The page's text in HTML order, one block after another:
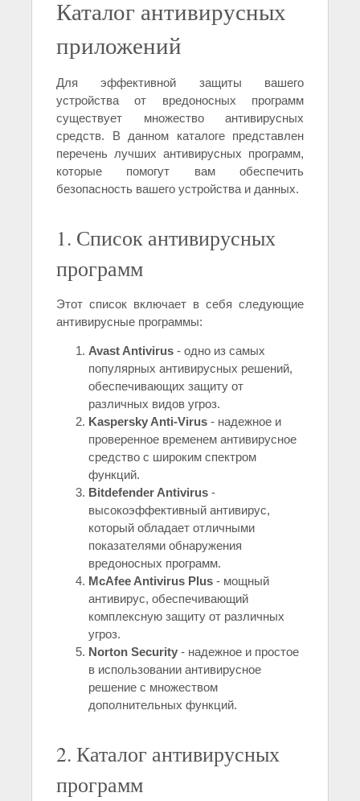
Каталог антивирусных
приложений
Для эффективной защиты вашего
устройства от вредоносных программ
существует множество антивирусных
средств. В данном каталоге представлен
перечень лучших антивирусных программ,
которые помогут вам обеспечить
безопасность вашего устройства и данных.
1. Список антивирусных
программ
Этот список включает в себя следующие
антивирусные программы:
Avast Antivirus - одно из самых
популярных антивирусных решений,
обеспечивающих защиту от
различных видов угроз.
Kaspersky Anti-Virus - надежное и
проверенное временем антивирусное
средство с широким спектром
функций.
Bitdefender Antivirus -
высокоэффективный антивирус,
который обладает отличными
показателями обнаружения
вредоносных программ.
McAfee Antivirus Plus - мощный
антивирус, обеспечивающий
комплексную защиту от различных
угроз.
Norton Security - надежное и простое
в использовании антивирусное
решение с множеством
дополнительных функций.
2. Каталог антивирусных
программ